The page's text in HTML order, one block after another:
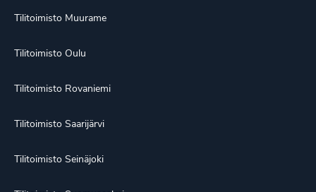
Tilitoimisto Muurame
Tilitoimisto Oulu
Tilitoimisto Rovaniemi
Tilitoimisto Saarijärvi
Tilitoimisto Seinäjoki